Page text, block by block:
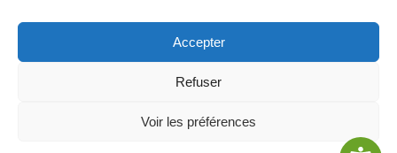
Accepter
Refuser
Voir les préférences
© 2026 Commune de Le Cailar. Service proposé